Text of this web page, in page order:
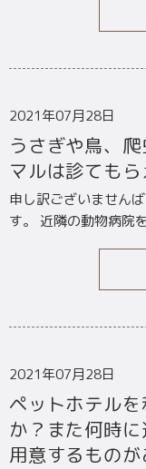
2021年07月28日
うさぎや鳥、
マルは診てもら
申し訳ございません
す。 近隣の動物病院
2021年07月28日
ペットホテル
か？また何時
用意するものが